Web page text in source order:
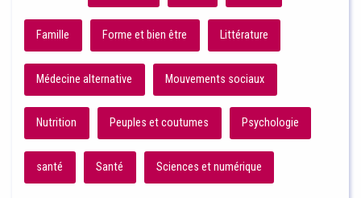
Famille Forme et bien être Littérature
Médecine alternative Mouvements sociaux
Nutrition Peuples et coutumes Psychologie
santé Santé Sciences et numérique